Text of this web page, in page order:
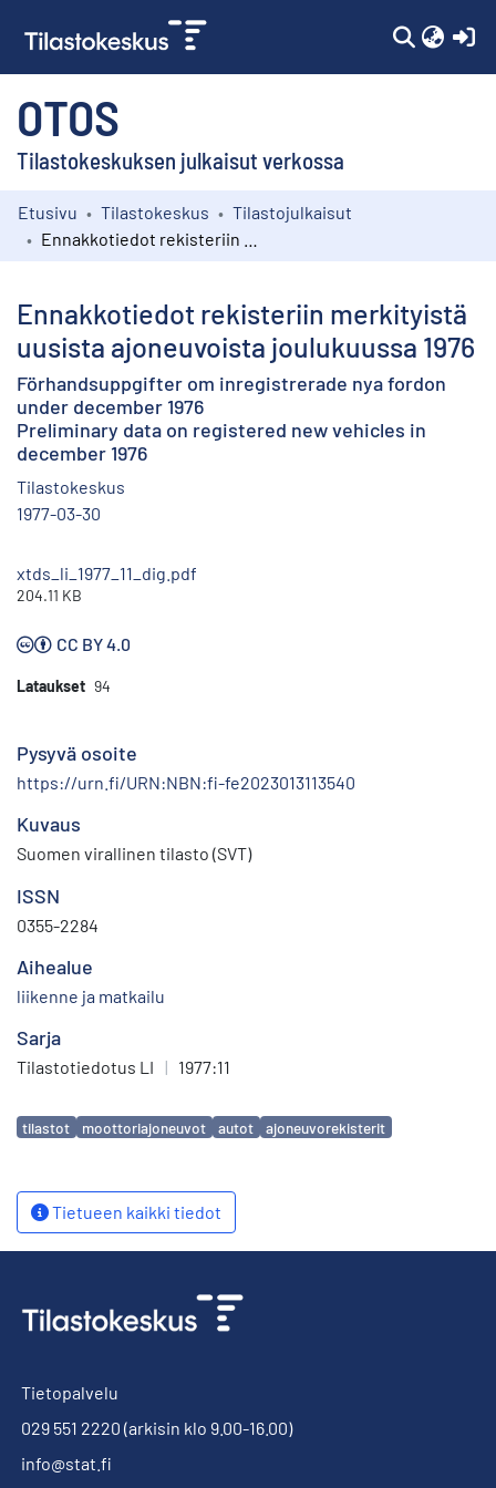
OTOS
Tilastokeskuksen julkaisut verkossa
Kokoelmat
Etusivu Tilastokeskus
Tilastojulkaisut
Ennakkotiedot rekisteriin merkityistä
uusista ajoneuvoista joulukuussa 1976
Förhandsuppgifter om inregistrerade nya fordon
under december 1976
Preliminary data on registered new vehicles in
december 1976
Tilastokeskus
1977-03-30
xtds_li_1977_11_dig.pdf
204.11 KB
CC BY 4.0
Lataukset 94
Pysyvä osoite
https://urn.fi/URN:NBN:fi-fe2023013113540
Kuvaus
Suomen virallinen tilasto (SVT)
ISSN
0355-2284
Aihealue
liikenne ja matkailu
Sarja
Tilastotiedotus LI | 1977:11
Avainsanat
tilastot moottoriajoneuvot autot ajoneuvorekisterit
Tietueen kaikki tiedot
Tietopalvelu
029 551 2220 (arkisin klo 9.00-16.00)
info@stat.fi